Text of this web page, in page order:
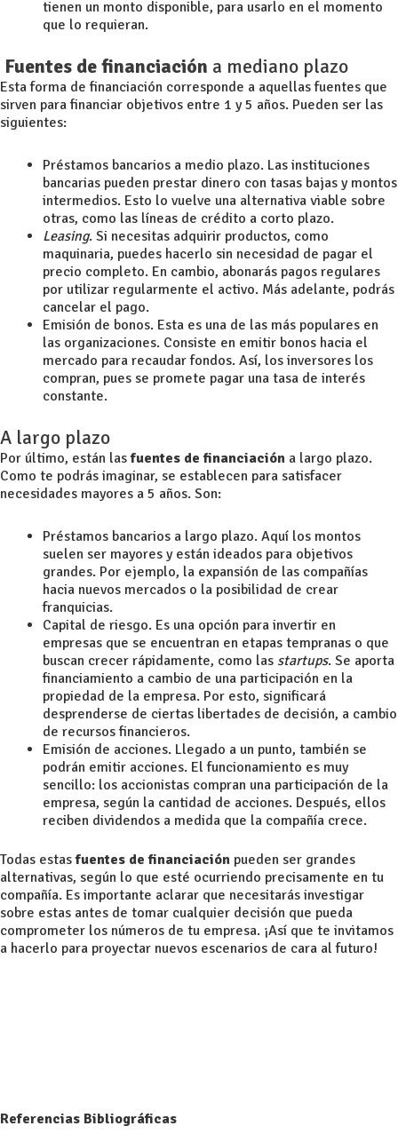
tienen un monto disponible, para usarlo en el momento
que lo requieran.
Fuentes de financiación a mediano plazo
Esta forma de financiación corresponde a aquellas fuentes que
sirven para financiar objetivos entre 1 y 5 años. Pueden ser las
siguientes:
Préstamos bancarios a medio plazo. Las instituciones
bancarias pueden prestar dinero con tasas bajas y montos
intermedios. Esto lo vuelve una alternativa viable sobre
otras, como las líneas de crédito a corto plazo.
Leasing. Si necesitas adquirir productos, como
maquinaria, puedes hacerlo sin necesidad de pagar el
precio completo. En cambio, abonarás pagos regulares
por utilizar regularmente el activo. Más adelante, podrás
cancelar el pago.
Emisión de bonos. Esta es una de las más populares en
las organizaciones. Consiste en emitir bonos hacia el
mercado para recaudar fondos. Así, los inversores los
compran, pues se promete pagar una tasa de interés
constante.
A largo plazo
Por último, están lasfuentes de financiación a largo plazo.
Como te podrás imaginar, se establecen para satisfacer
necesidades mayores a 5 años. Son:
Préstamos bancarios a largo plazo. Aquí los montos
suelen ser mayores y están ideados para objetivos
grandes. Por ejemplo, la expansión de las compañías
hacia nuevos mercados o la posibilidad de crear
franquicias.
Capital de riesgo. Es una opción para invertir en
empresas que se encuentran en etapas tempranas o que
buscan crecer rápidamente, como las startups. Se aporta
financiamiento a cambio de una participación en la
propiedad de la empresa. Por esto, significará
desprenderse de ciertas libertades de decisión, a cambio
de recursos financieros.
Emisión de acciones. Llegado a un punto, también se
podrán emitir acciones. El funcionamiento es muy
sencillo: los accionistas compran una participación de la
empresa, según la cantidad de acciones. Después, ellos
reciben dividendos a medida que la compañía crece.
Todas estasfuentes de financiación pueden ser grandes
alternativas, según lo que esté ocurriendo precisamente en tu
compañía. Es importante aclarar que necesitarás investigar
sobre estas antes de tomar cualquier decisión que pueda
comprometer los números de tu empresa. ¡Así que te invitamos
a hacerlo para proyectar nuevos escenarios de cara al futuro!
Referencias Bibliográficas